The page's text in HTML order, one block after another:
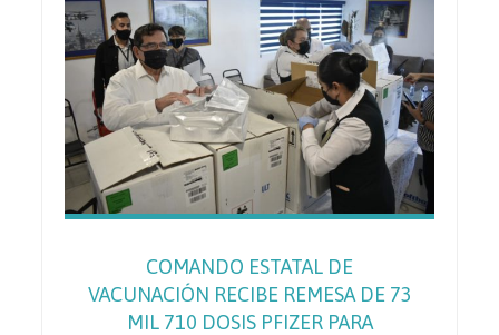
COMANDO ESTATAL DE
VACUNACIÓN RECIBE REMESA DE 73
MIL 710 DOSIS PFIZER PARA